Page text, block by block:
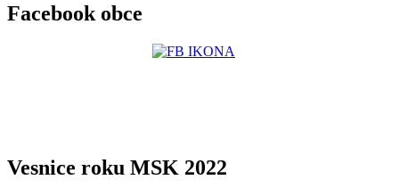
Facebook obce
Vesnice roku MSK 2022